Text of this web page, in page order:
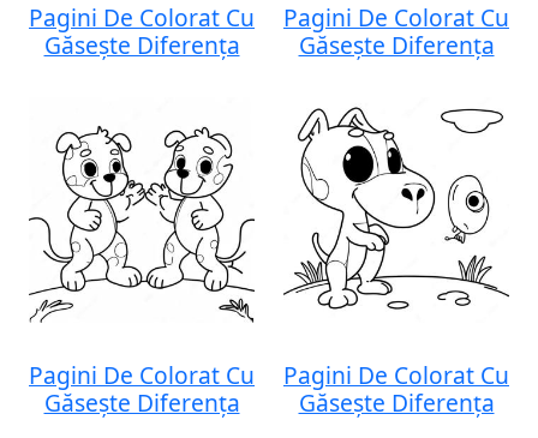
Pagini De Colorat Cu
Găsește Diferența
Pagini De Colorat Cu
Găsește Diferența
Pagini De Colorat Cu
Găsește Diferența
Pagini De Colorat Cu
Găsește Diferența